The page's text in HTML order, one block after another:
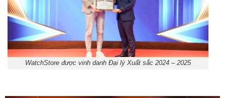
WatchStore được vinh danh Đại lý Xuất sắc 2024 – 2025